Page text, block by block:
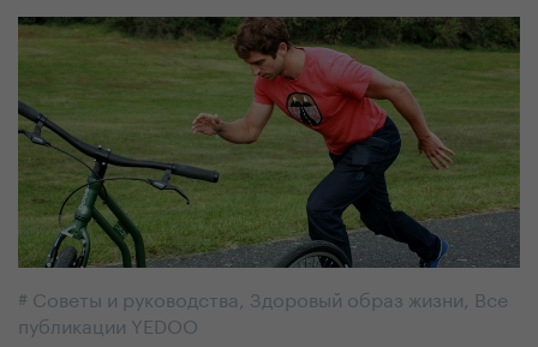
# Советы и руководства, Здоровый образ жизни, Все
публикации YEDOO